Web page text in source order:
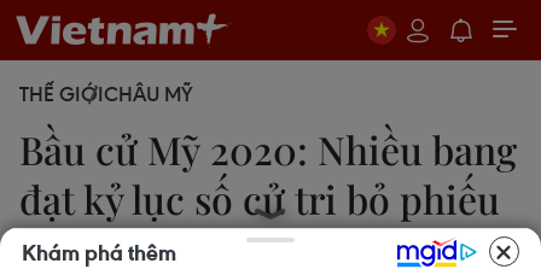
THẾ GIỚICHÂU MỸ
Bầu cử Mỹ 2020: Nhiều bang
đạt kỷ lục số cử tri bỏ phiếu
sớm
Khám phá thêm